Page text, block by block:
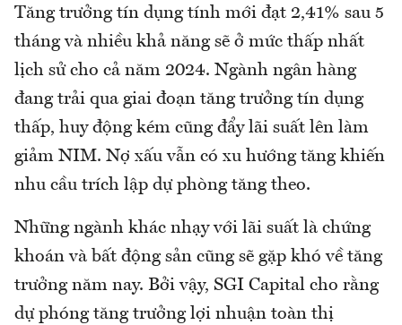
Tăng trưởng tín dụng tính mới đạt 2,41% sau 5
tháng và nhiều khả năng sẽ ở mức thấp nhất
lịch sử cho cả năm 2024. Ngành ngân hàng
đang trải qua giai đoạn tăng trưởng tín dụng
thấp, huy động kém cũng đẩy lãi suất lên làm
giảm NIM. Nợ xấu vẫn có xu hướng tăng khiến
nhu cầu trích lập dự phòng tăng theo.
Những ngành khác nhạy với lãi suất là chứng
khoán và bất động sản cũng sẽ gặp khó về tăng
trưởng năm nay. Bởi vậy, SGI Capital cho rằng
dự phóng tăng trưởng lợi nhuận toàn thị